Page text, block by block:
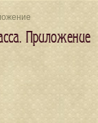
Приложение